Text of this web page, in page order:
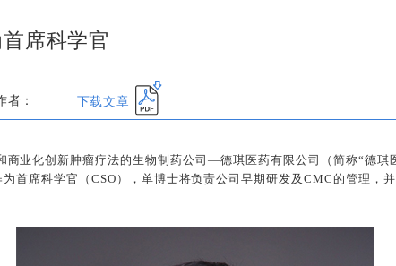
席科学官
者： 下载文章
业化创新肿瘤疗法的生物制药公司—德琪医药有限公司（简称“德琪
首席科学官（CSO），单博士将负责公司早期研发及CMC的管理，